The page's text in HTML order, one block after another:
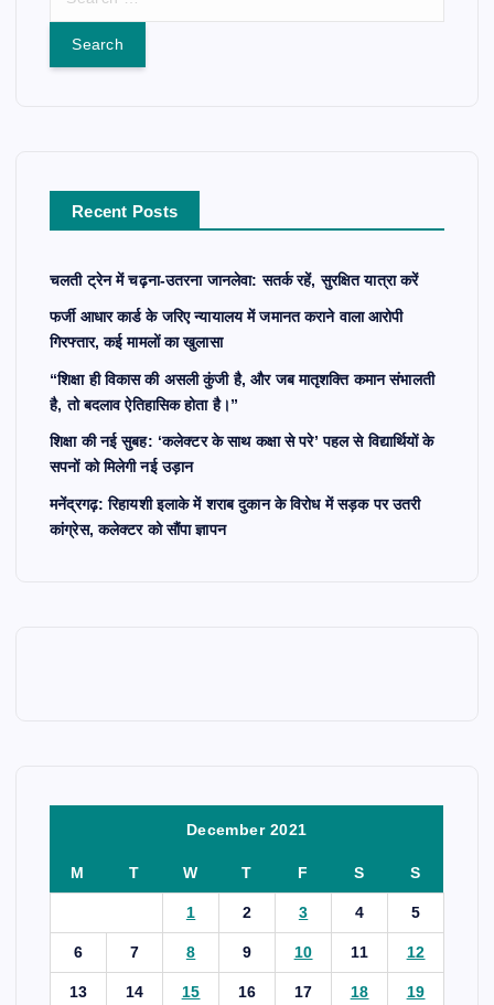
r
Recent Posts
चलती ट्रेन में चढ़ना-उतरना जानलेवा: सतर्क रहें, सुरक्षित यात्रा करें
फर्जी आधार कार्ड के जरिए न्यायालय में जमानत कराने वाला आरोपी
गिरफ्तार, कई मामलों का खुलासा
“शिक्षा ही विकास की असली कुंजी है, और जब मातृशक्ति कमान संभालती
है, तो बदलाव ऐतिहासिक होता है।”
शिक्षा की नई सुबह: ‘कलेक्टर के साथ कक्षा से परे’ पहल से विद्यार्थियों के
सपनों को मिलेगी नई उड़ान
मनेंद्रगढ़: रिहायशी इलाके में शराब दुकान के विरोध में सड़क पर उतरी
कांग्रेस, कलेक्टर को सौंपा ज्ञापन
December 2021
M T W T F S S
1 2 3 4 5
6 7 8 9 10 11 12
13 14 15 16 17 18 19